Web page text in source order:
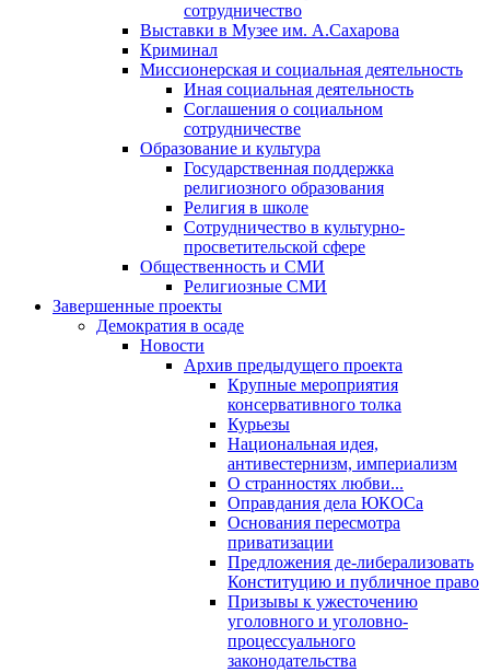
сотрудничество
Выставки в Музее им. А.Сахарова
Криминал
Миссионерская и социальная деятельность
Иная социальная деятельность
Соглашения о социальном
сотрудничестве
Образование и культура
Государственная поддержка
религиозного образования
Религия в школе
Сотрудничество в культурно-
просветительской сфере
Общественность и СМИ
Религиозные СМИ
Завершенные проекты
Демократия в осаде
Новости
Архив предыдущего проекта
Крупные мероприятия
консервативного толка
Курьезы
Национальная идея,
антивестернизм, империализм
О странностях любви...
Оправдания дела ЮКОСа
Основания пересмотра
приватизации
Предложения де-либерализовать
Конституцию и публичное право
Призывы к ужесточению
уголовного и уголовно-
процессуального
законодательства